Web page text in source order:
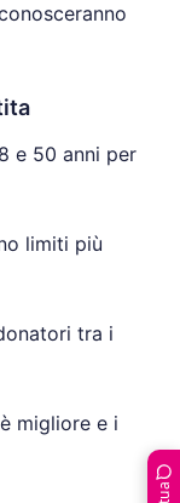
e 50 anni per
limiti più
tra i
migliore e i